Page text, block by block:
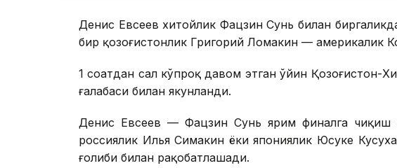
Денис Евсеев хитойлик Фацзин Сунь билан
бир қозоғистонлик Григорий Ломакин — америкалик
1 соатдан сал кўпроқ давом этган ўйин Қозоғистон-
ғалабаси билан якунланди.
Денис Евсеев — Фацзин Сунь ярим финалга чиқиш
россиялик Илья Симакин ёки япониялик Юсуке
ғолиби билан рақобатлашади.